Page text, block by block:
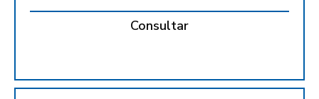
Consultar